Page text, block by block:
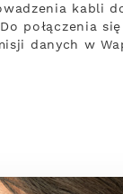
kabli
połączenia
danych w